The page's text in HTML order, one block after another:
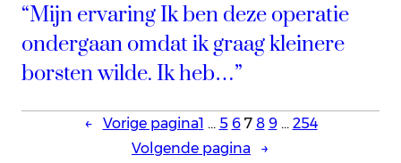
“Mijn ervaring Ik ben deze operatie
ondergaan omdat ik graag kleinere
borsten wilde. Ik heb…”
← Vorige pagina1 … 5 6 7 8 9 … 254
Volgende pagina
→